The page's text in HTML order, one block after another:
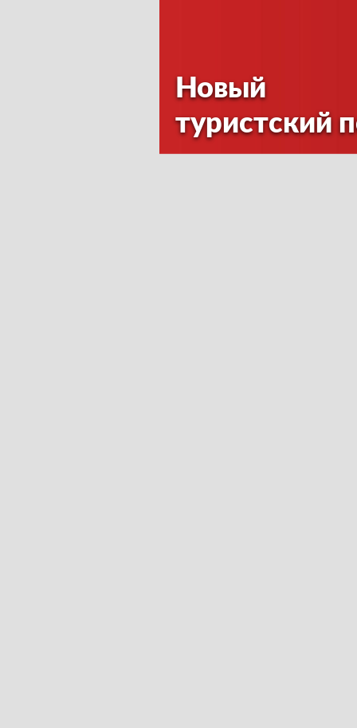
Новый
туристский